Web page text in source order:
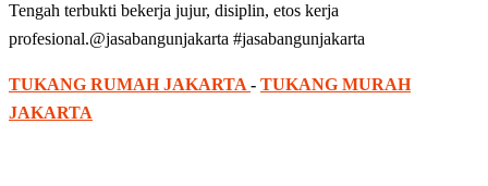
Tengah terbukti bekerja jujur, disiplin, etos kerja
profesional.@jasabangunjakarta #jasabangunjakarta
TUKANG RUMAH JAKARTA - TUKANG MURAH
JAKARTA